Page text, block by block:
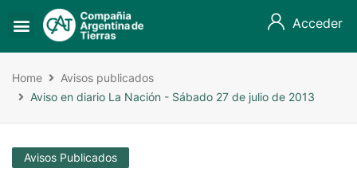
Acceder
Home
Avisos publicados
Aviso en diario La Nación - Sábado 27 de julio de 2013
Avisos Publicados